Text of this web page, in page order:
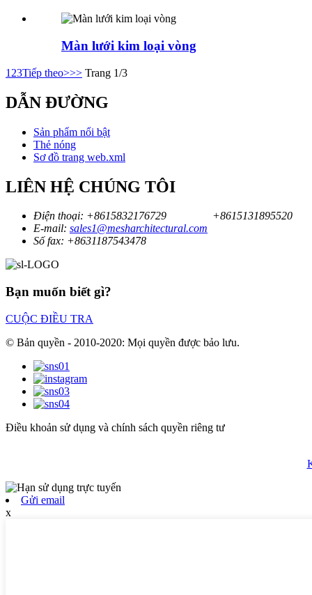
Màn lưới kim loại vòng
1 23Tiếp theo>>> Trang 1/3
DẪN ĐƯỜNG
Sản phẩm nổi bật
Thẻ nóng
Sơ đồ trang web.xml
LIÊN HỆ CHÚNG TÔI
Điện thoại: +8615832176729
+8615131895520
E-mail: sales1@mesharchitectural.com
Số fax: +8631187543478
Bạn muốn biết gì?
CUỘC ĐIỀU TRA
© Bản quyền - 2010-2020: Mọi quyền được bảo lưu.
Điều khoản sử dụng và chính sách quyền riêng tư
Gửi email
x